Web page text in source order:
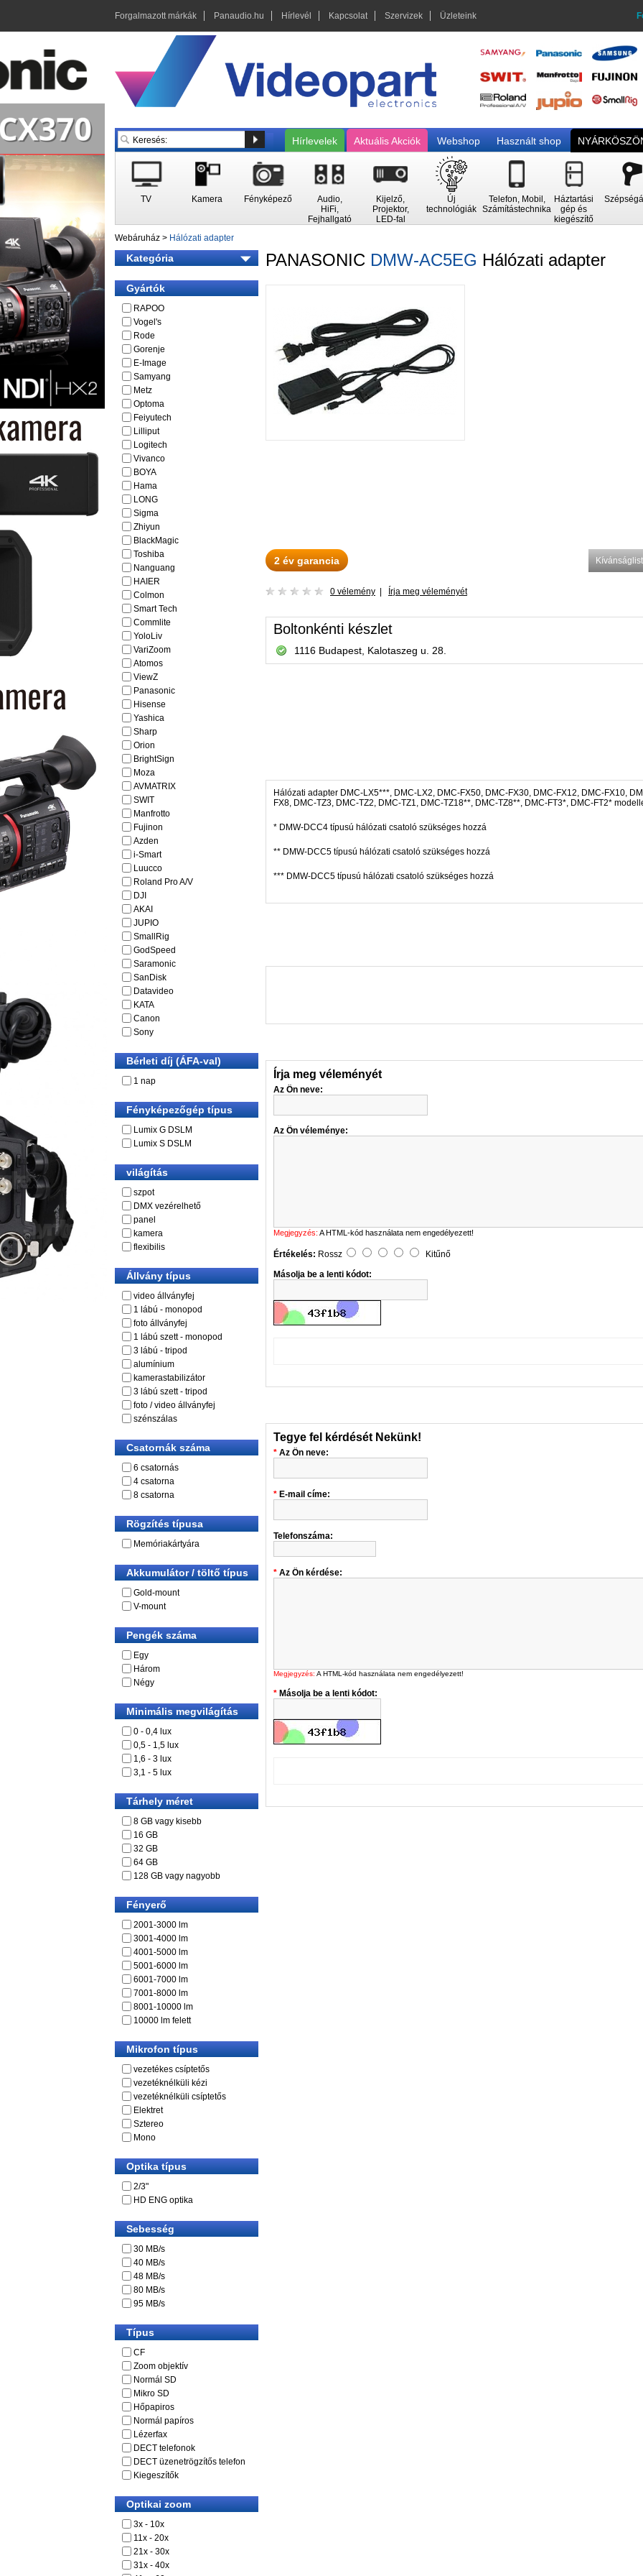
Forgalmazott márkák Panaudio.hu Hírlevél Kapcsolat Szervizek Üzleteink
Hírlevelek
Aktuális Akciók Webshop Használt shop
TV Kamera Fényképező
Audio,
HiFi,
Fejhallgató
Kijelző,
Projektor,
LED-fal
Új
technológiák
Telefon, Mobil,
Számítástechnika
Háztartási
gép és
kiegészítő
Webáruház > Hálózati adapter
Kategória
Gyártók
RAPOO
Vogel's
Rode
Gorenje
E-Image
Samyang
Metz
Optoma
Feiyutech
Lilliput
Logitech
Vivanco
BOYA
Hama
LONG
Sigma
Zhiyun
BlackMagic
Toshiba
Nanguang
HAIER
Colmon
Smart Tech
Commlite
YoloLiv
VariZoom
Atomos
ViewZ
Panasonic
Hisense
Yashica
Sharp
Orion
BrightSign
Moza
AVMATRIX
SWIT
Manfrotto
Fujinon
Azden
i-Smart
Luucco
Roland Pro A/V
DJI
AKAI
JUPIO
SmallRig
GodSpeed
Saramonic
SanDisk
Datavideo
KATA
Canon
Sony
Bérleti díj (ÁFA-val)
1 nap
Fényképezőgép típus
Lumix G DSLM
Lumix S DSLM
világítás
szpot
DMX vezérelhető
panel
kamera
flexibilis
Állvány típus
video állványfej
1 lábú - monopod
foto állványfej
1 lábú szett - monopod
3 lábú - tripod
alumínium
kamerastabilizátor
3 lábú szett - tripod
foto / video állványfej
szénszálas
Csatornák száma
6 csatornás
4 csatorna
8 csatorna
Rögzítés típusa
Memóriakártyára
Akkumulátor / töltő típus
Gold-mount
V-mount
Pengék száma
Egy
Három
Négy
Minimális megvilágítás
0 - 0,4 lux
0,5 - 1,5 lux
1,6 - 3 lux
3,1 - 5 lux
Tárhely méret
8 GB vagy kisebb
16 GB
32 GB
64 GB
128 GB vagy nagyobb
Fényerő
2001-3000 lm
3001-4000 lm
4001-5000 lm
5001-6000 lm
6001-7000 lm
7001-8000 lm
8001-10000 lm
10000 lm felett
Mikrofon típus
vezetékes csíptetős
vezetéknélküli kézi
vezetéknélküli csíptetős
Elektret
Sztereo
Mono
Optika típus
2/3"
HD ENG optika
Sebesség
30 MB/s
40 MB/s
48 MB/s
80 MB/s
95 MB/s
Típus
CF
Zoom objektív
Normál SD
Mikro SD
Hőpapiros
Normál papíros
Lézerfax
DECT telefonok
DECT üzenetrögzítős telefon
Kiegeszítők
Optikai zoom
3x - 10x
11x - 20x
21x - 30x
31x - 40x
PANASONIC DMW-AC5EG Hálózati adapter
2 év garancia
0 vélemény Írja meg véleményét
Boltonkénti készlet
1116 Budapest, Kalotaszeg u. 28.
Hálózati adapter DMC-LX5***, DMC-LX2, DMC-FX50, DMC-FX30, DMC-FX12, DMC-FX10,
FX8, DMC-TZ3, DMC-TZ2, DMC-TZ1, DMC-TZ18**, DMC-TZ8**, DMC-FT3*, DMC-FT2*
* DMW-DCC4 típusú hálózati csatoló szükséges hozzá
** DMW-DCC5 típusú hálózati csatoló szükséges hozzá
*** DMW-DCC5 típusú hálózati csatoló szükséges hozzá
Írja meg véleményét
Az Ön neve:
Az Ön véleménye:
Megjegyzés: A HTML-kód használata nem engedélyezett!
Értékelés: Rossz
Kitűnő
Másolja be a lenti kódot:
Tegye fel kérdését Nekünk!
Az Ön neve:
E-mail címe:
Telefonszáma:
Az Ön kérdése:
Megjegyzés: A HTML-kód használata nem engedélyezett!
Másolja be a lenti kódot: